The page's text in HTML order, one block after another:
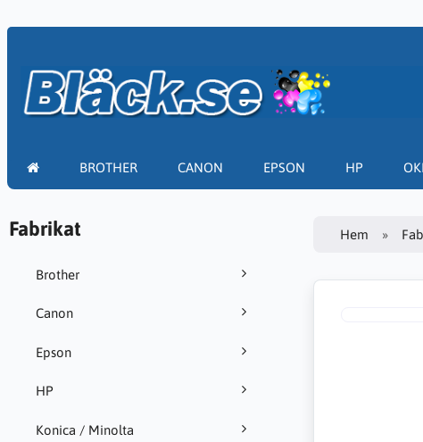
BROTHER CANON EPSON HP OKI
Fabrikat
Brother
Canon
Epson
HP
Konica / Minolta
Hem